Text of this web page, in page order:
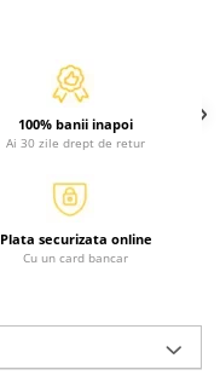
100% banii inapoi
Ai 30 zile drept de retur
Plata securizata online
Cu un card bancar